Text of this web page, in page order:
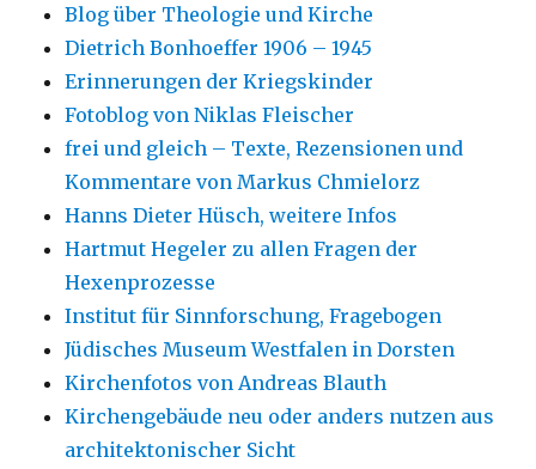
Blog über Theologie und Kirche
Dietrich Bonhoeffer 1906 – 1945
Erinnerungen der Kriegskinder
Fotoblog von Niklas Fleischer
frei und gleich – Texte, Rezensionen und
Kommentare von Markus Chmielorz
Hanns Dieter Hüsch, weitere Infos
Hartmut Hegeler zu allen Fragen der
Hexenprozesse
Institut für Sinnforschung, Fragebogen
Jüdisches Museum Westfalen in Dorsten
Kirchenfotos von Andreas Blauth
Kirchengebäude neu oder anders nutzen aus
architektonischer Sicht